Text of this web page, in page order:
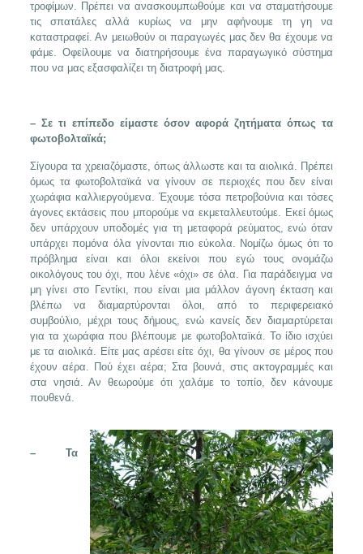
τροφίμων. Πρέπει να ανασκουμπωθούμε και να σταματήσουμε
τις σπατάλες αλλά κυρίως να μην αφήνουμε τη γη να
καταστραφεί. Αν μειωθούν οι παραγωγές μας δεν θα έχουμε να
φάμε. Οφείλουμε να διατηρήσουμε ένα παραγωγικό σύστημα
που να μας εξασφαλίζει τη διατροφή μας.
– Σε τι επίπεδο είμαστε όσον αφορά ζητήματα όπως τα
φωτοβολταϊκά;
Σίγουρα τα χρειαζόμαστε, όπως άλλωστε και τα αιολικά. Πρέπει
όμως τα φωτοβολταϊκά να γίνουν σε περιοχές που δεν είναι
χωράφια καλλιεργούμενα. Έχουμε τόσα πετροβούνια και τόσες
άγονες εκτάσεις που μπορούμε να εκμεταλλευτούμε. Εκεί όμως
δεν υπάρχουν υποδομές για τη μεταφορά ρεύματος, ενώ όταν
υπάρχει πομόνα όλα γίνονται πιο εύκολα. Νομίζω όμως ότι το
πρόβλημα είναι και όλοι εκείνοι που εγώ τους ονομάζω
οικολόγους του όχι, που λένε «όχι» σε όλα. Για παράδειγμα να
μη γίνει στο Γεντίκι, που είναι μια μάλλον άγονη έκταση και
βλέπω να διαμαρτύρονται όλοι, από το περιφερειακό
συμβούλιο, μέχρι τους δήμους, ενώ κανείς δεν διαμαρτύρεται
για τα χωράφια που βλέπουμε με φωτοβολταϊκά. Το ίδιο ισχύει
με τα αιολικά. Είτε μας αρέσει είτε όχι, θα γίνουν σε μέρος που
έχουν αέρα. Πού έχει αέρα; Στα βουνά, στις ακτογραμμές και
στα νησιά. Αν θεωρούμε ότι χαλάμε το τοπίο, δεν κάνουμε
πουθενά.
– Τα